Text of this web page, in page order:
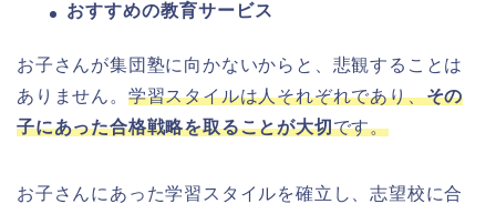
おすすめの教育サービス
お子さんが集団塾に向かないからと、悲観することは
ありません。 学習スタイルは人それぞれであり、その
子にあった合格戦略を取ることが大切です。
お子さんにあった学習スタイルを確立し、志望校に合